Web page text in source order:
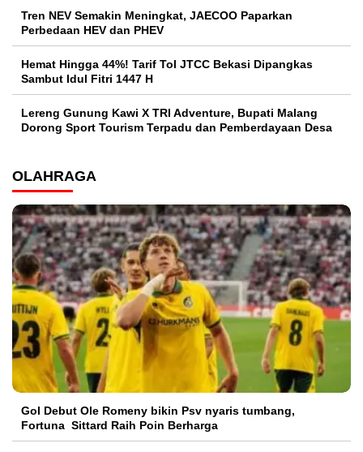
Tren NEV Semakin Meningkat, JAECOO Paparkan
Perbedaan HEV dan PHEV
Hemat Hingga 44%! Tarif Tol JTCC Bekasi Dipangkas
Sambut Idul Fitri 1447 H
Lereng Gunung Kawi X TRI Adventure, Bupati Malang
Dorong Sport Tourism Terpadu dan Pemberdayaan Desa
OLAHRAGA
Gol Debut Ole Romeny bikin Psv nyaris tumbang,
Fortuna Sittard Raih Poin Berharga